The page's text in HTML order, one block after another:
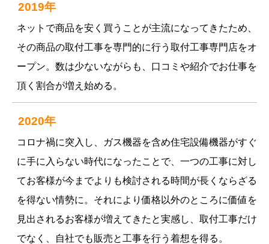
2019年
ネットで商品を安く買うことが主流になってきたため、
その商品の取付工事を専門的に行う取付工事専門店をオ
ープン。数は少ないながらも、口コミや紹介でお仕事を
頂く割合が増え始める。
2020年
コロナ禍に突入し、ガス機器を含め住宅設備機器がすぐ
に手に入らない時代になったことで、一つの工事に対し
てお客様が今までよりも検討される時間が長くならざる
を得ない情勢に。それにより価格以外のところに価値を
見出されるお客様が増えてきたと実感し、取付工事だけ
でなく、自社でも販売と工事を行う着想を得る。